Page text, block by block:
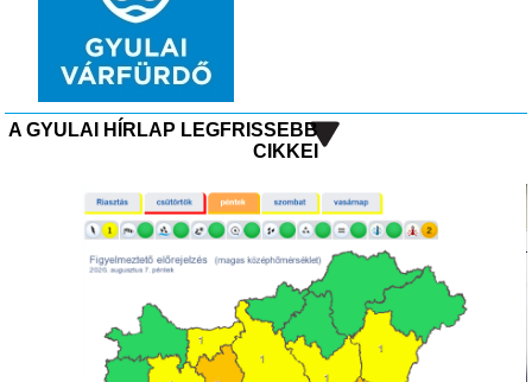
A GYULAI HÍRLAP LEGFRISSEBB
CIKKEI